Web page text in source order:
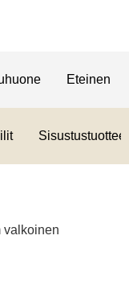
Eteinen
Sisustustuotteet